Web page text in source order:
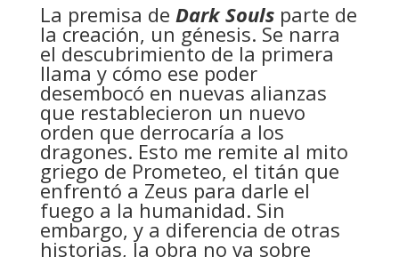
La premisa de Dark Soulsparte de
la creación, un génesis. Se narra
el descubrimiento de la primera
llama y cómo ese poder
desembocó en nuevas alianzas
que restablecieron un nuevo
orden que derrocaría a los
dragones. Esto me remite al mito
griego de Prometeo, el titán que
enfrentó a Zeus para darle el
fuego a la humanidad. Sin
embargo, y a diferencia de otras
historias, la obra no va sobre